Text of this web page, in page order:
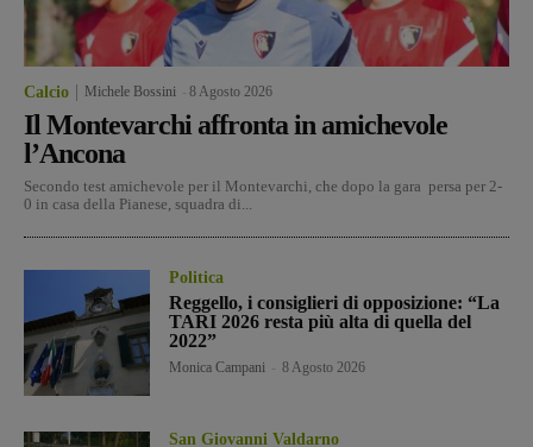
Calcio Michele Bossini 8 Agosto 2026
Il Montevarchi affronta in amichevole
l’Ancona
Secondo test amichevole per il Montevarchi, che dopo la gara persa per 2-
0 in casa della Pianese, squadra di...
Politica
Reggello, i consiglieri di opposizione: “La
TARI 2026 resta più alta di quella del
2022”
Monica Campani 8 Agosto 2026
San Giovanni Valdarno